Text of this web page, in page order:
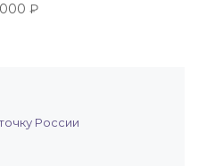
000 ₽
России